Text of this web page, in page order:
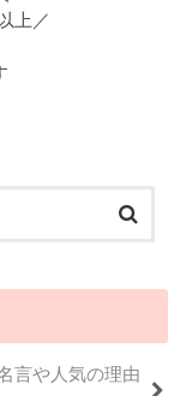
上／
言や人気の理由